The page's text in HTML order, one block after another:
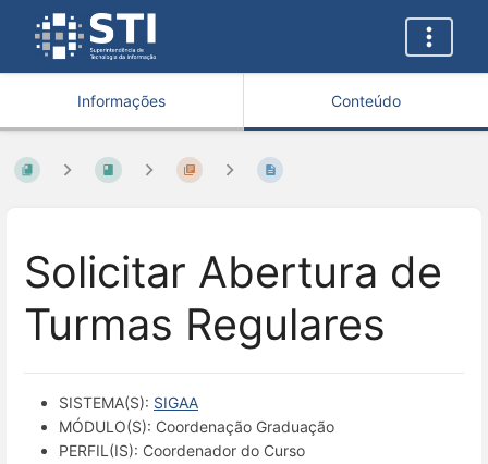
Informações Conteúdo
Solicitar Abertura de
Turmas Regulares
SISTEMA(S): SIGAA
MÓDULO(S): Coordenação Graduação
PERFIL(IS): Coordenador do Curso